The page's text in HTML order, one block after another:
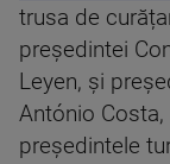
trusa de
președintei
Leyen, și
António
președintele